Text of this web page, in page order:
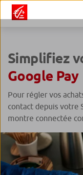
Simplifiez
Google Pay
Pour régler vos
contact depuis votre
montre connectée